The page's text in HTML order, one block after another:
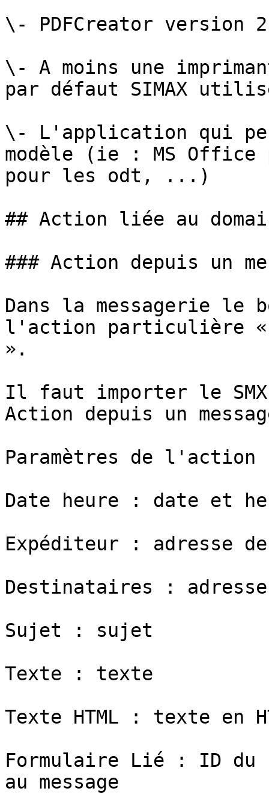
\- PDFCreator version
\- A moins une
par défaut SIMAX
\- L'application qui
modèle (ie : MS Office
pour les odt, ...)
## Action liée au
### Action depuis un
Dans la messagerie le
l'action particulière «
».
Il faut importer le
Action depuis un
Paramètres de l'action
Date heure : date et
Expéditeur : adresse
Destinataires :
Sujet : sujet
Texte : texte
Texte HTML : texte en
Formulaire Lié : ID
au message